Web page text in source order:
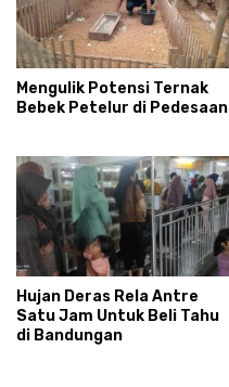
Mengulik Potensi Ternak
Bebek Petelur di Pedesaan
Hujan Deras Rela Antre
Satu Jam Untuk Beli Tahu
di Bandungan